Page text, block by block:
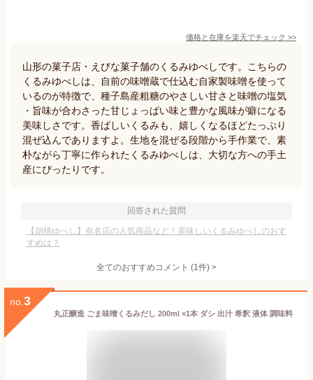
価格と在庫を楽天でチェック >>
山形の菓子店・えびな菓子舗のくるみゆべしです。こちらの
くるみゆべしは、自前の味噌蔵で仕込む自家製味噌を使って
いるのが特徴で、種子島産粗糖のやさしい甘さと味噌の塩気
・旨味が合わさった甘じょっぱい味と豊かな風味が癖になる
美味しさです。香ばしいくるみも、嬉しくなるほどたっぷり
混ぜ込んでありますよ。生地を混ぜる段階から手作業で、素
朴ながら丁寧に作られたくるみゆべしは、大切な方への手土
産にぴったりです。
回答された質問
【胡桃ゆべし】有名店の人気商品など！美味しいくるみゆべしのおす
すめは？
全てのおすすめコメント (1件) >
no. 3
丸正醸造 ごま味噌くるみだし 200ml ×1本 ダシ 出汁 希釈 液体 調味料